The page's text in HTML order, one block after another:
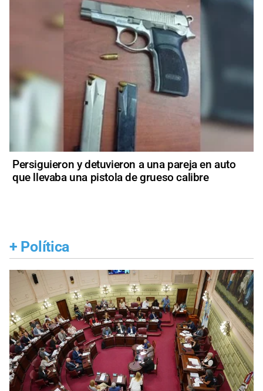
Persiguieron y detuvieron a una pareja en auto
que llevaba una pistola de grueso calibre
+ Política